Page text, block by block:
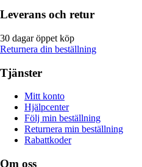
Leverans och retur
30 dagar öppet köp
Returnera din beställning
Tjänster
Mitt konto
Hjälpcenter
Följ min beställning
Returnera min beställning
Rabattkoder
Om oss